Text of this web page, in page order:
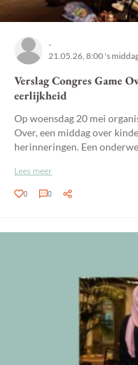
-
21.05.26, 8:00 's
Verslag Congres Game
eerlijkheid
Op woensdag 20 mei
Over, een middag over
herinneringen. Een
Lees meer
0 0